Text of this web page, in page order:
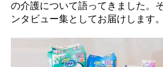
の介護について語ってきました。
ンタビュー集としてお届けします。